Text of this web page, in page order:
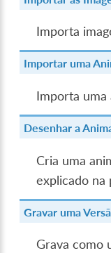
Importa
Importar uma
Importa uma
Desenhar a
Cria uma
explicado na
Gravar uma
Grava como